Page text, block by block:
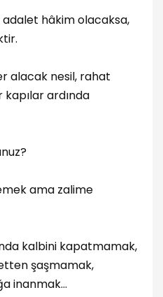
hâkim olacaksa,
alacak nesil, rahat
ardında
ama zalime
kalbini kapatmamak,
şaşmamak,
inanmak…